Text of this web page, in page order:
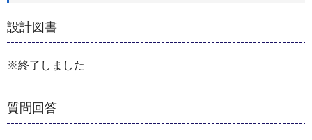
設計図書
※終了しました
質問回答